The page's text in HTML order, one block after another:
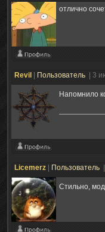
отлично
Revil Пользователь | 3
Напомнило
Licemerz Пользователь
Стильно,